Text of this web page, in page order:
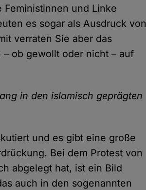
und Linke
es sogar als Ausdruck von
verraten Sie aber das
ob gewollt oder nicht – auf
in den islamisch geprägten
und es gibt eine große
Bei dem Protest von
abgelegt hat, ist ein Bild
auch in den sogenannten